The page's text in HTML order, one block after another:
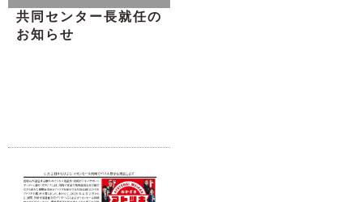
共同センター長就任の
お知らせ